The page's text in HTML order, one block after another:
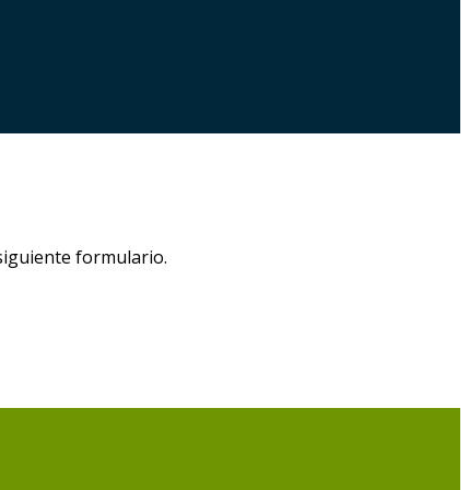
formulario.